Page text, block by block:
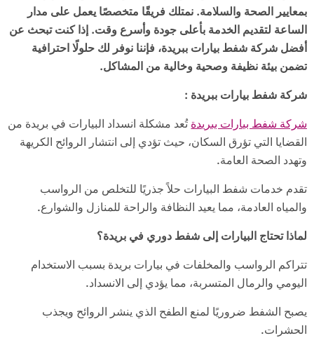
بمعايير الصحة والسلامة. نمتلك فريقًا متخصصًا يعمل على مدار
الساعة لتقديم الخدمة بأعلى جودة وأسرع وقت. إذا كنت تبحث عن
أفضل شركة شفط بيارات ببريدة، فإننا نوفر لك حلولًا احترافية
تضمن بيئة نظيفة وصحية وخالية من المشاكل.
شركة شفط بيارات ببريدة :
شركة شفط بيارات ببريدة تُعد مشكلة انسداد البيارات في بريدة من
القضايا التي تؤرق السكان، حيث تؤدي إلى انتشار الروائح الكريهة
وتهدد الصحة العامة.
تقدم خدمات شفط البيارات حلاً جذريًا للتخلص من الرواسب
والمياه العادمة، مما يعيد النظافة والراحة للمنازل والشوارع.
لماذا تحتاج البيارات إلى شفط دوري في بريدة؟
تتراكم الرواسب والمخلفات في بيارات بريدة بسبب الاستخدام
اليومي والرمال المتسربة، مما يؤدي إلى الانسداد.
يصبح الشفط ضروريًا لمنع الطفح الذي ينشر الروائح ويجذب
الحشرات.